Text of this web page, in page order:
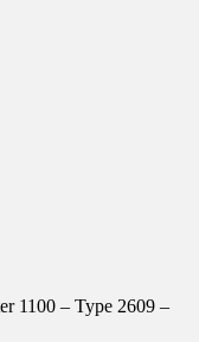
1100 – Type 2609 –